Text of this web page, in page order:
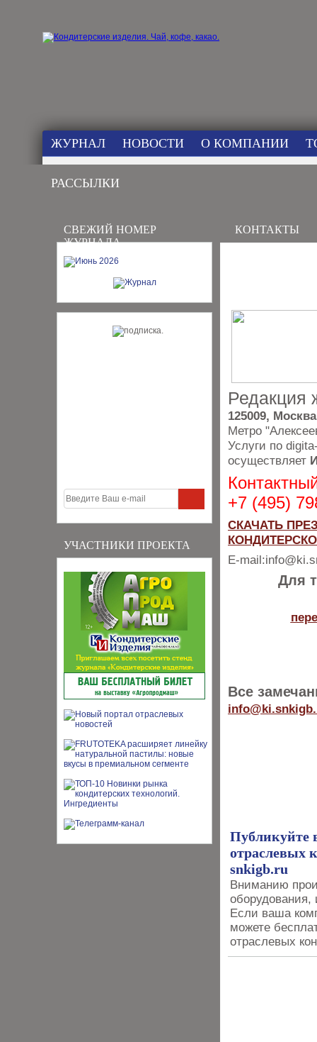
ЖУРНАЛ НОВОСТИ О КОМПАНИИ
РАССЫЛКИ
СВЕЖИЙ НОМЕР
ЖУРНАЛА
УЧАСТНИКИ ПРОЕКТА
КОНТАКТЫ
Редакция
125009,
Метро
Услуги по
осуществляет
+7 (495)
СКАЧАТЬ
E-
Для
Все
info
Публикуйте
отраслевых
snkigb.ru
Вниманию
оборудования,
Если ваша
можете
отраслевых